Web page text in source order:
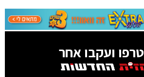
ועקבו אחר